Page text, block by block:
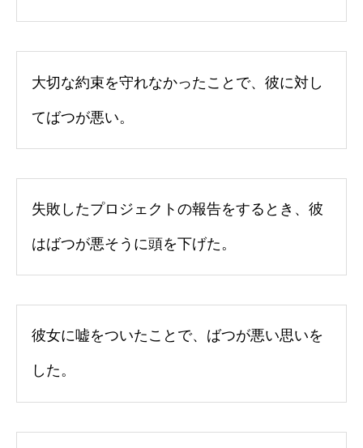
大切な約束を守れなかったことで、彼に対し
てばつが悪い。
失敗したプロジェクトの報告をするとき、彼
はばつが悪そうに頭を下げた。
彼女に嘘をついたことで、ばつが悪い思いを
した。